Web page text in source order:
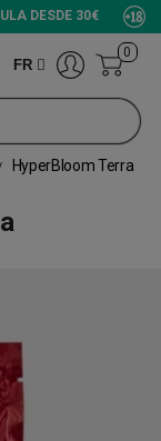
DESDE 30€
FR
0
HyperBloom Terra